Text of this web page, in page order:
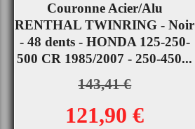
Couronne Acier/Alu
RENTHAL TWINRING - Noir
- 48 dents - HONDA 125-250-
500 CR 1985/2007 - 250-450...
143,41 €
121,90 €
Aperçu rapide